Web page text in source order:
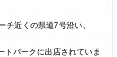
チ近くの県道7号沿い、
トパークに出店されていま